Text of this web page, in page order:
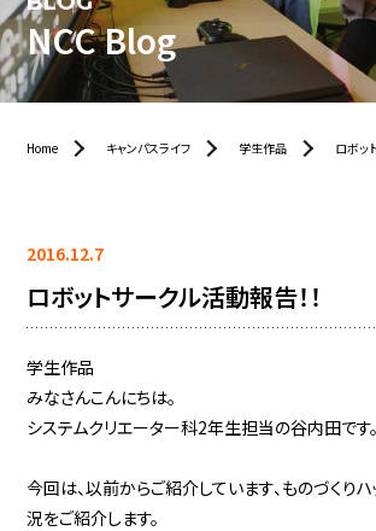
NCC Blog
Home キャンパスライフ 学生作品 ロボッ
2016.12.7
ロボットサークル活動報告！！
学生作品
みなさんこんにちは。
システムクリエーター科2年生担当の谷内田です。
今回は、以前からご紹介しています、ものづくり
況をご紹介します。